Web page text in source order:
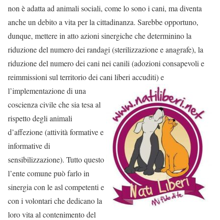
non è adatta ad animali sociali, come lo sono i cani, ma diventa
anche un debito a vita per la cittadinanza. Sarebbe opportuno,
dunque, mettere in atto azioni sinergiche che determinino la
riduzione del numero dei randagi (sterilizzazione e anagrafe), la
riduzione del numero dei cani nei canili (adozioni consapevoli e
reimmissioni sul territorio dei cani liberi accuditi) e
l’implementazione di una
coscienza civile che sia tesa al
rispetto degli animali
d’affezione (attività formative e
informative di
sensibilizzazione). Tutto questo
l’ente comune può farlo in
sinergia con le asl competenti e
con i volontari che dedicano la
loro vita al contenimento del